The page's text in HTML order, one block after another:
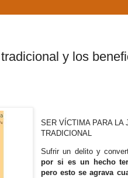
y los
SER VÍCTIMA PARA LA
TRADICIONAL
Sufrir un delito y
por si es un hecho
pero esto se agrava